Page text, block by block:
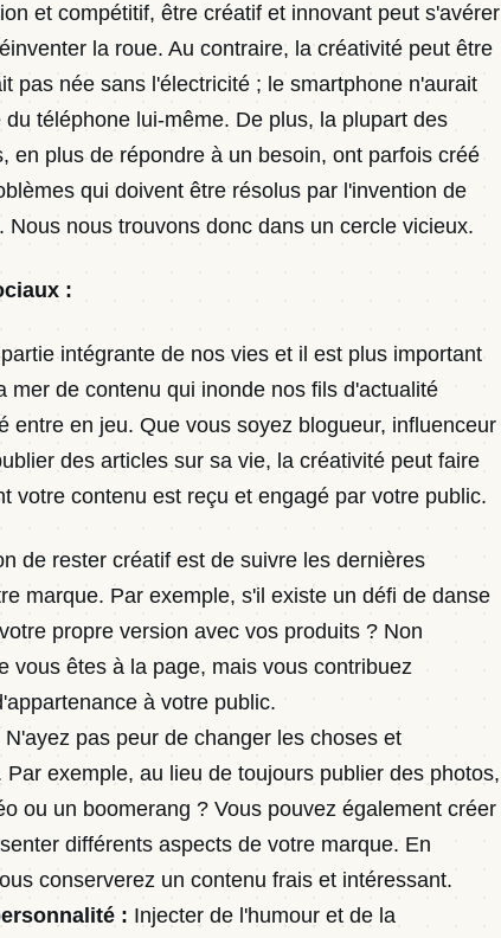
et compétitif, être créatif et innovant peut s'avérer
la roue. Au contraire, la créativité peut être
pas née sans l'électricité ; le smartphone n'aurait
téléphone lui-même. De plus, la plupart des
en plus de répondre à un besoin, ont parfois créé
qui doivent être résolus par l'invention de
nous trouvons donc dans un cercle vicieux.
:
intégrante de nos vies et il est plus important
mer de contenu qui inonde nos fils d'actualité
entre en jeu. Que vous soyez blogueur, influenceur
des articles sur sa vie, la créativité peut faire
votre contenu est reçu et engagé par votre public.
de rester créatif est de suivre les dernières
marque. Par exemple, s'il existe un défi de danse
propre version avec vos produits ? Non
vous êtes à la page, mais vous contribuez
à votre public.
N'ayez pas peur de changer les choses et
exemple, au lieu de toujours publier des photos,
ou un boomerang ? Vous pouvez également créer
différents aspects de votre marque. En
conserverez un contenu frais et intéressant.
: Injecter de l'humour et de la